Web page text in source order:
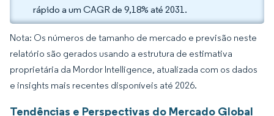
rápido a um CAGR de 9,18% até 2031.
Nota: Os números de tamanho de mercado e previsão neste
relatório são gerados usando a estrutura de estimativa
proprietária da Mordor Intelligence, atualizada com os dados
e insights mais recentes disponíveis até 2026.
Tendências e Perspectivas do Mercado Global